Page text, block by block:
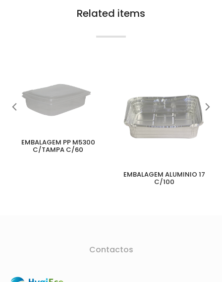
Related items
EMBALAGEM PP M5300
C/TAMPA C/60
EMBALAGEM ALUMINIO 17
C/100
Contactos